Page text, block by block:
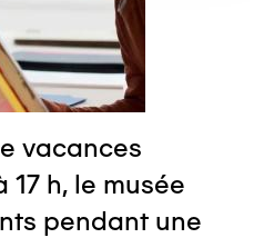
vacances
17 h, le musée
pendant une